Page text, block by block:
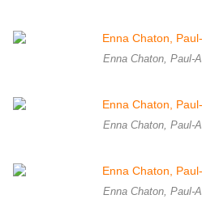
Enna Chaton, Paul-
Enna Chaton, Paul-
Enna Chaton, Paul-